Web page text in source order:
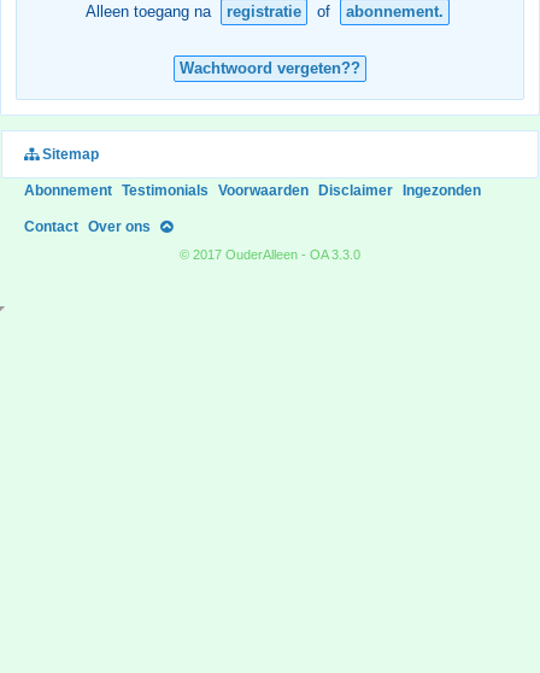
Alleen toegang na registratie of abonnement.
Wachtwoord vergeten??
Sitemap
Abonnement Testimonials Voorwaarden Disclaimer Ingezonden
Contact Over ons
© 2017 OuderAlleen - OA 3.3.0